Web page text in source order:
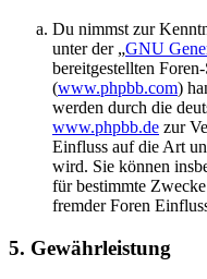
Du nimmst zur
unter der „GNU
bereitgestellten
(www.phpbb.com)
werden durch die
www.phpbb.de zur
Einfluss auf die Art
wird. Sie können
für bestimmte
fremder Foren
5. Gewährleistung